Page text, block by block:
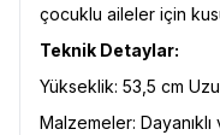
çocuklu aileler için
Teknik Detaylar:
Yükseklik: 53,5 cm
Malzemeler: